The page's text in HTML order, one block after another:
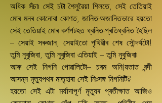
অধিক সঁচা৷ সেই চটা শৈলুৱৈয়া শিলতে, সেই তেতিয়াই
মোৰ মনৰ কোনোবা কোণত, জানিত-অজানিতভাৱে হয়তো
সেই তেতিয়াই মোৰ কৰ্ণপটহত ধ্বনিত-প্ৰতিধ্বনিত হৈছিল
– সেয়াই সৰুজান, সেয়াইতো পৃথিৱীৰ শেষ সৌন্দৰ্যটো!
তুমি নুবুজিবা, তুমি নুবুজিবা এতিয়াই – তুমি নুবুজিবা৷
আৰু সেই নিগনি পোৱালিটো– চৰম অনি(য়তাত বন্দী
আসন্ন মৃতু্যপথৰ মাতৃহাৰা সেই নিঃসঙ্গ নিগনিটি?
হয়তো সেই এটা মৰ্যাদাপূৰ্ণ মৃতু্যৰ প্ৰতীক্ষাত আজিও